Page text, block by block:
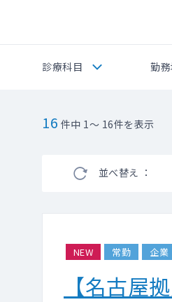
診療科目 勤
16 件中 1～ 16件を表示
並べ替え ：
NEW 常勤 企業
【名古屋